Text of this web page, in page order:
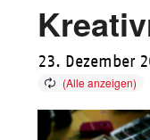
23. Dezember